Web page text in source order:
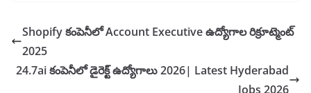
Shopify కంపెనీలో Account Executive ఉద్యోగాల రిక్రూట్మెంట్
2025
24.7ai కంపెనీలో డైరెక్ట్ ఉద్యోగాలు 2026| Latest Hyderabad
Jobs 2026